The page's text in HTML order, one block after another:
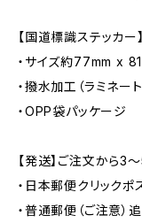
【国道標識ステッカー】
・サイズ約77mm x
・撥水加工（ラミネー
・OPP袋パッケージ
【発送】ご注文から3
・日本郵便クリックポ
・普通郵便（ご注意